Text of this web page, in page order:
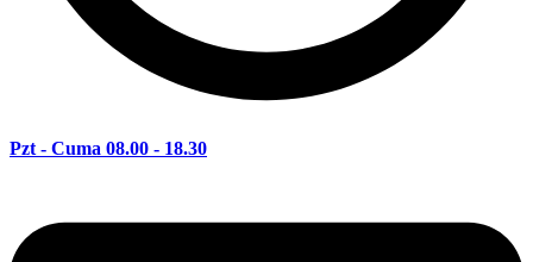
Pzt - Cuma 08.00 - 18.30